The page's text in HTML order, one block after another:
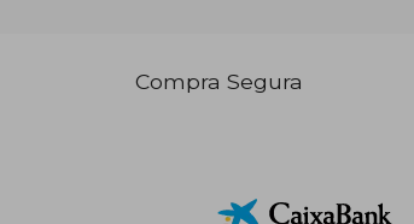
Compra Segura